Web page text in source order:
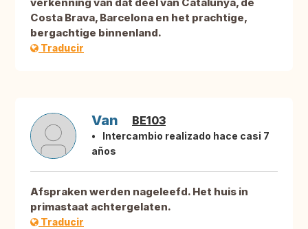
verkenning van dat deel van Catalunya, de
Costa Brava, Barcelona en het prachtige,
bergachtige binnenland.
Traducir
Van BE103
Intercambio realizado hace casi 7
años
Afspraken werden nageleefd. Het huis in
primastaat achtergelaten.
Traducir